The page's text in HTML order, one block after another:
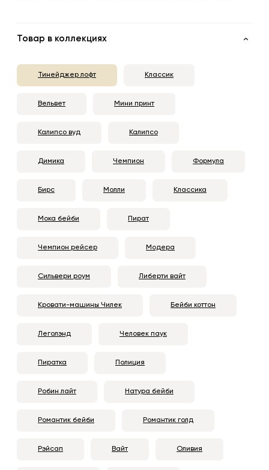
Товар в коллекциях
Тинейджер лофт Классик
Вельвет Мини принт
Калипсо вуд Калипсо
Димика Чемпион Формула
Бирс Молли Классика
Мока бейби Пират
Чемпион рейсер Модера
Сильвери роум Либерти вайт
Кровати-машины Чилек Бейби коттон
Леголэнд Человек паук
Пиратка Полиция
Робин лайт Натура бейби
Романтик бейби Романтик голд
Рэйсап Вайт Оливия